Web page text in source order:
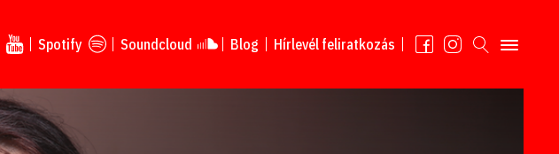
Spotify Soundcloud Blog Hírlevél feliratkozás